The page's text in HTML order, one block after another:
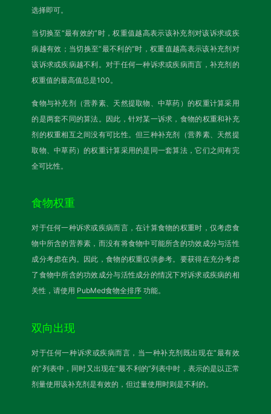
选择即可。
当切换至“最有效的”时，权重值越高表示该补充剂对该诉求或疾
病越有效；当切换至“最不利的”时，权重值越高表示该补充剂对
该诉求或疾病越不利。对于任何一种诉求或疾病而言，补充剂的
权重值的最高值总是100。
食物与补充剂（营养素、天然提取物、中草药）的权重计算采用
的是两套不同的算法。因此，针对某一诉求，食物的权重和补充
剂的权重相互之间没有可比性。但三种补充剂（营养素、天然提
取物、中草药）的权重计算采用的是同一套算法，它们之间有完
全可比性。
食物权重
对于任何一种诉求或疾病而言，在计算食物的权重时，仅考虑食
物中所含的营养素，而没有将食物中可能所含的功效成分与活性
成分考虑在内。因此，食物的权重仅供参考。要获得在充分考虑
了食物中所含的功效成分与活性成分的情况下对诉求或疾病的相
关性，请使用 PubMed食物全排序 功能。
双向出现
对于任何一种诉求或疾病而言，当一种补充剂既出现在“最有效
的”列表中，同时又出现在“最不利的”列表中时，表示的是以正常
剂量使用该补充剂是有效的，但过量使用时则是不利的。